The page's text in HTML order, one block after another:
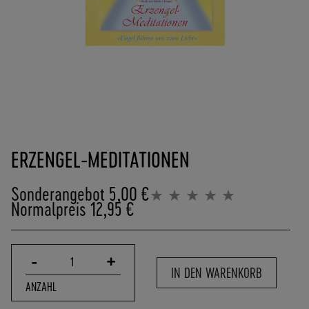
8
0
0
T
der
Bildergalerie
springen
ERZENGEL-MEDITATIONEN
Sonderangebot 5,00 €
Normalpreis12,95 €
Bewertung:
- 1 +
ANZAHL
IN DEN WARENKORB